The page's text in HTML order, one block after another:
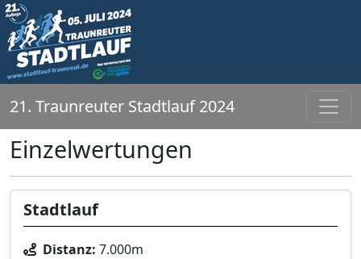
21. Traunreuter Stadtlauf 2024
Einzelwertungen
Stadtlauf
Distanz: 7.000m